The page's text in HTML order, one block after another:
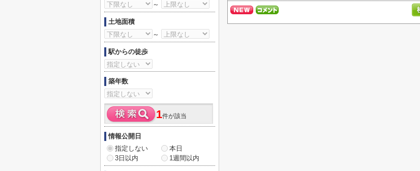
～
土地面積
～
駅からの徒歩
築年数
1件が該当
情報公開日
指定しない
本日
3日以内
1週間以内